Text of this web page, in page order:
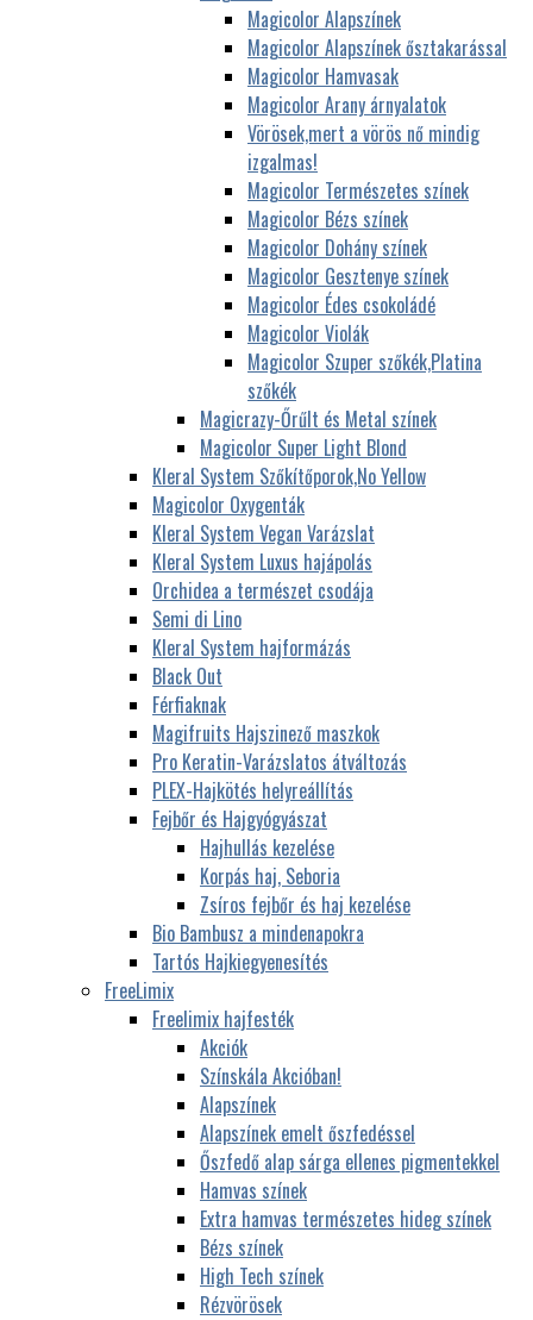
Magicolor Alapszínek
Magicolor Alapszínek ősztakarással
Magicolor Hamvasak
Magicolor Arany árnyalatok
Vörösek,mert a vörös nő mindig
izgalmas!
Magicolor Természetes színek
Magicolor Bézs színek
Magicolor Dohány színek
Magicolor Gesztenye színek
Magicolor Édes csokoládé
Magicolor Violák
Magicolor Szuper szőkék,Platina
szőkék
Magicrazy-Őrűlt és Metal színek
Magicolor Super Light Blond
Kleral System Szőkítőporok,No Yellow
Magicolor Oxygenták
Kleral System Vegan Varázslat
Kleral System Luxus hajápolás
Orchidea a természet csodája
Semi di Lino
Kleral System hajformázás
Black Out
Férfiaknak
Magifruits Hajszinező maszkok
Pro Keratin-Varázslatos átváltozás
PLEX-Hajkötés helyreállítás
Fejbőr és Hajgyógyászat
Hajhullás kezelése
Korpás haj, Seboria
Zsíros fejbőr és haj kezelése
Bio Bambusz a mindenapokra
Tartós Hajkiegyenesítés
FreeLimix
Freelimix hajfesték
Akciók
Színskála Akcióban!
Alapszínek
Alapszínek emelt őszfedéssel
Őszfedő alap sárga ellenes pigmentekkel
Hamvas színek
Extra hamvas természetes hideg színek
Bézs színek
High Tech színek
Rézvörösek